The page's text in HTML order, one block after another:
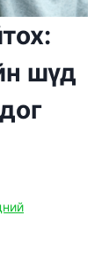
шүд